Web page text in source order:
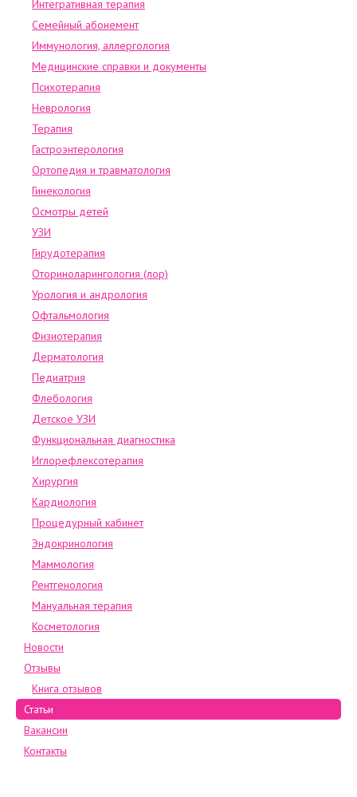
Интегративная терапия
Семейный абонемент
Иммунология, аллергология
Медицинские справки и документы
Психотерапия
Неврология
Терапия
Гастроэнтерология
Ортопедия и травматология
Гинекология
Осмотры детей
УЗИ
Гирудотерапия
Оториноларингология (лор)
Урология и андрология
Офтальмология
Физиотерапия
Дерматология
Педиатрия
Флебология
Детское УЗИ
Функциональная диагностика
Иглорефлексотерапия
Хирургия
Кардиология
Процедурный кабинет
Эндокринология
Маммология
Рентгенология
Мануальная терапия
Косметология
Новости
Отзывы
Книга отзывов
Статьи
Вакансии
Контакты